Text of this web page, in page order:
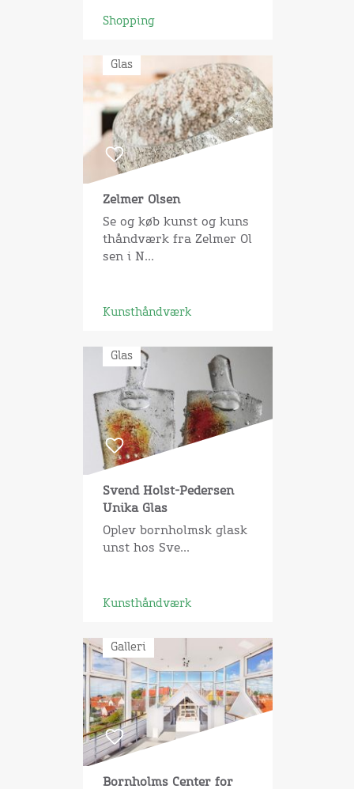
Shopping
Glas
Zelmer Olsen
Se og køb kunst og kuns
thåndværk fra Zelmer Ol
sen i N...
Kunsthåndværk
Glas
Svend Holst-Pedersen
Unika Glas
Oplev bornholmsk glask
unst hos Sve...
Kunsthåndværk
Galleri
Bornholms Center for